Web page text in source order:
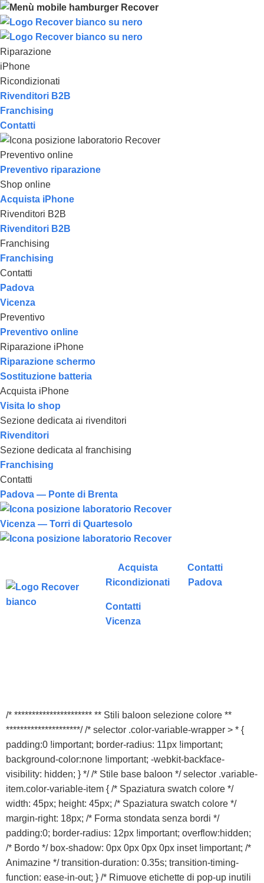
Riparazione
iPhone
Ricondizionati
Rivenditori B2B
Franchising
Contatti
Preventivo online
Preventivo riparazione
Shop online
Acquista iPhone
Rivenditori B2B
Rivenditori B2B
Franchising
Franchising
Contatti
Padova
Vicenza
Preventivo
Preventivo online
Riparazione iPhone
Riparazione schermo
Sostituzione batteria
Acquista iPhone
Visita lo shop
Sezione dedicata ai rivenditori
Rivenditori
Sezione dedicata al franchising
Franchising
Contatti
Padova — Ponte di Brenta
Vicenza — Torri di Quartesolo
Acquista
Ricondizionati
Contatti
Padova
Contatti
Vicenza
/* ********************** ** Stili baloon selezione colore **
*********************/ /* selector .color-variable-wrapper > * {
padding:0 !important; border-radius: 11px !important;
background-color:none !important; -webkit-backface-
visibility: hidden; } */ /* Stile base baloon */ selector .variable-
item.color-variable-item { /* Spaziatura swatch colore */
width: 45px; height: 45px; /* Spaziatura swatch colore */
margin-right: 18px; /* Forma stondata senza bordi */
padding:0; border-radius: 12px !important; overflow:hidden;
/* Bordo */ box-shadow: 0px 0px 0px 0px inset !important; /*
Animazine */ transition-duration: 0.35s; transition-timing-
function: ease-in-out; } /* Rimuove etichette di pop-up inutili